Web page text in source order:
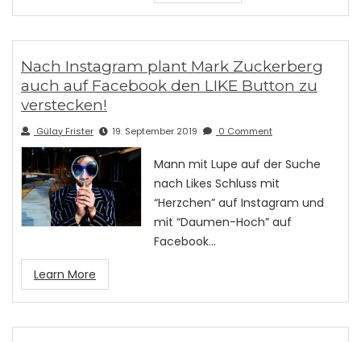
Nach Instagram plant Mark Zuckerberg
auch auf Facebook den LIKE Button zu
verstecken!
Gülay Frister 19. September 2019 0 Comment
Mann mit Lupe auf der Suche
nach Likes Schluss mit
“Herzchen” auf Instagram und
mit “Daumen-Hoch” auf
Facebook…
Learn More